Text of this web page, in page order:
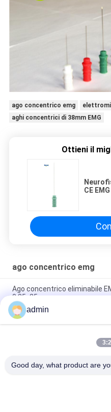
ago concentrico emg
aghi concentrici di 38mm EMG
Ottieni il
CE
ago concentrico emg
Ago concentrico eliminabile
0.35x25mm
Electrodi ad ago EMG Stile di
registrazione e l'analisi del
Aghi più taglienti concentrici
admin
Good day, what product are